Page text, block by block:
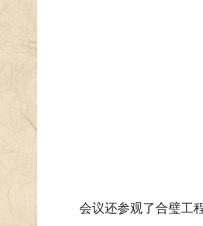
会议还参观了合璧工